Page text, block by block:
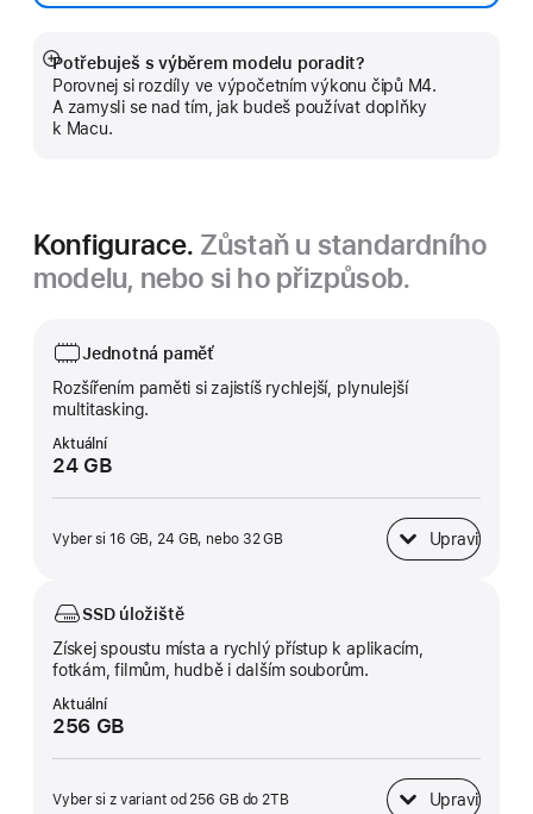
Potřebuješ s výběrem modelu poradit?
Porovnej si rozdíly ve výpočetním výkonu čipů M4.
A zamysli se nad tím, jak budeš používat doplňky
k Macu.
Zobrazit
více
Konfigurace. Zůstaň u standardního
modelu, nebo si ho přizpůsob.
Jednotná paměť
Rozšířením paměti si zajistíš rychlejší, plynulejší
multitasking.
Aktuální
24 GB
Vyber si 16 GB, 24 GB, nebo 32 GB Upravit
Jednotná paměť
SSD úložiště
Získej spoustu místa a rychlý přístup k aplikacím,
fotkám, filmům, hudbě i dalším souborům.
Aktuální
256 GB
Vyber si z variant od 256 GB do 2TB Upravit
SSD&nbsp;úložiště